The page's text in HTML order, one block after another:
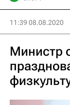
11:39 08.08.2020
Министр